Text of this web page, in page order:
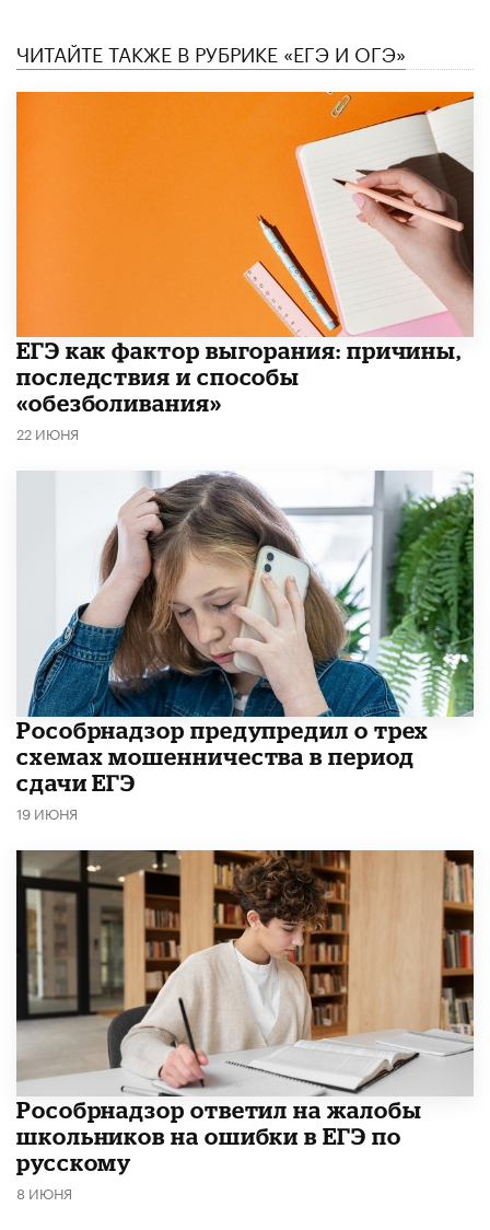
ЧИТАЙТЕ ТАКЖЕ В РУБРИКЕ «ЕГЭ И ОГЭ»
​ЕГЭ как фактор выгорания: причины,
последствия и способы
«обезболивания»
22 ИЮНЯ
Рособрнадзор предупредил о трех
схемах мошенничества в период
сдачи ЕГЭ
19 ИЮНЯ
Рособрнадзор ответил на жалобы
школьников на ошибки в ЕГЭ по
русскому
8 ИЮНЯ